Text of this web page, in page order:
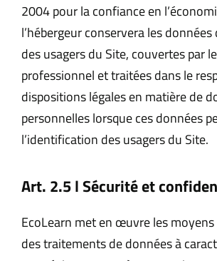
2004 pour la confiance en
l’hébergeur conservera les
des usagers du Site, couvertes par
professionnel et traitées dans le
dispositions légales en matière de
personnelles lorsque ces données
l’identification des usagers du Site.
Art. 2.5 l Sécurité et
EcoLearn met en œuvre les
des traitements de données à